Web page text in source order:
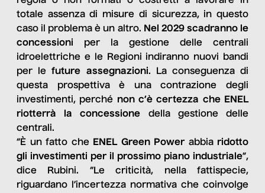
totale assenza di misure di sicurezza, in questo
caso il problema è un altro. Nel 2029 scadranno le
concessioni per la gestione delle centrali
idroelettriche e le Regioni indiranno nuovi bandi
per lefuture assegnazioni. La conseguenza di
questa prospettiva è una contrazione degli
investimenti, perché non c’è certezza che ENEL
riotterrà la concessione della gestione delle
centrali.
“È un fatto che ENEL Green Powerabbia ridotto
gli investimenti per il prossimo piano industriale”,
dice Rubini. “Le criticità, nella fattispecie,
riguardano l’incertezza normativa che coinvolge